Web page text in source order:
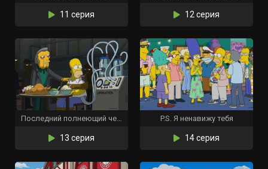
11 серия 12 серия
Последний полнеющий человек
13 серия
P.S. Я ненавижу тебя
14 серия